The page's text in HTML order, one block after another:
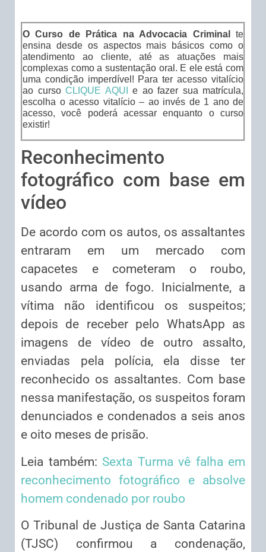
O Curso de Prática na Advocacia Criminal
te
ensina desde os aspectos mais básicos como o
atendimento ao cliente, até as atuações mais
complexas como a sustentação oral. E ele está com
uma condição imperdível! Para ter acesso vitalício
ao curso CLIQUE AQUI
e ao fazer sua matrícula,
escolha o acesso vitalício – ao invés de 1 ano de
acesso, você poderá acessar enquanto o curso
existir!
Reconhecimento
fotográfico com base em
vídeo
De acordo com os autos, os assaltantes
entraram em um mercado com
capacetes e cometeram o roubo,
usando arma de fogo. Inicialmente, a
vítima não identificou os suspeitos;
depois de receber pelo WhatsApp as
imagens de vídeo de outro assalto,
enviadas pela polícia, ela disse ter
reconhecido os assaltantes. Com base
nessa manifestação, os suspeitos foram
denunciados e condenados a seis anos
e oito meses de prisão.
Leia também: Sexta Turma vê falha em
reconhecimento fotográfico e absolve
homem condenado por roubo
O Tribunal de Justiça de Santa Catarina
(TJSC) confirmou a condenação,